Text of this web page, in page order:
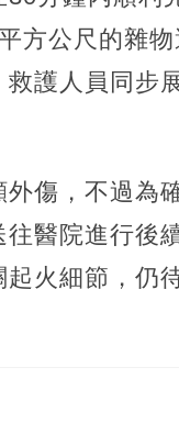
方公尺的雜
護人員同步
傷，不過為
醫院進行後
火細節，仍